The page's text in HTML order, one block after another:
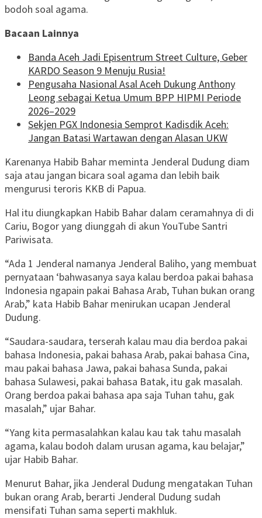
bodoh soal agama.
Bacaan Lainnya
Banda Aceh Jadi Episentrum Street Culture, Geber
KARDO Season 9 Menuju Rusia!
Pengusaha Nasional Asal Aceh Dukung Anthony
Leong sebagai Ketua Umum BPP HIPMI Periode
2026–2029
Sekjen PGX Indonesia Semprot Kadisdik Aceh:
Jangan Batasi Wartawan dengan Alasan UKW
Karenanya Habib Bahar meminta Jenderal Dudung diam
saja atau jangan bicara soal agama dan lebih baik
mengurusi teroris KKB di Papua.
Hal itu diungkapkan Habib Bahar dalam ceramahnya di di
Cariu, Bogor yang diunggah di akun YouTube Santri
Pariwisata.
“Ada 1 Jenderal namanya Jenderal Baliho, yang membuat
pernyataan ‘bahwasanya saya kalau berdoa pakai bahasa
Indonesia ngapain pakai Bahasa Arab, Tuhan bukan orang
Arab,” kata Habib Bahar menirukan ucapan Jenderal
Dudung.
“Saudara-saudara, terserah kalau mau dia berdoa pakai
bahasa Indonesia, pakai bahasa Arab, pakai bahasa Cina,
mau pakai bahasa Jawa, pakai bahasa Sunda, pakai
bahasa Sulawesi, pakai bahasa Batak, itu gak masalah.
Orang berdoa pakai bahasa apa saja Tuhan tahu, gak
masalah,” ujar Bahar.
“Yang kita permasalahkan kalau kau tak tahu masalah
agama, kalau bodoh dalam urusan agama, kau belajar,”
ujar Habib Bahar.
Menurut Bahar, jika Jenderal Dudung mengatakan Tuhan
bukan orang Arab, berarti Jenderal Dudung sudah
mensifati Tuhan sama seperti makhluk.